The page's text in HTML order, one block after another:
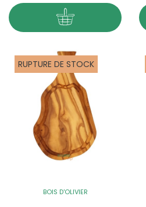
RUPTURE DE STOCK
BOIS D'OLIVIER